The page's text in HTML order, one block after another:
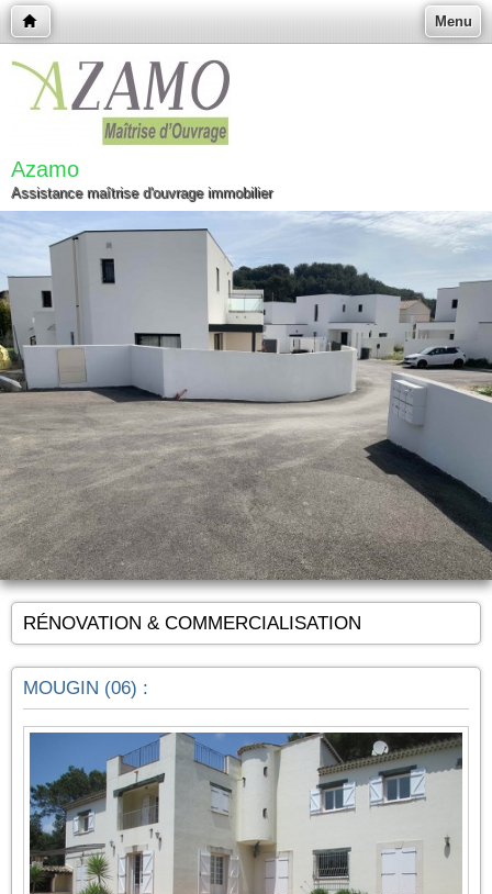
Menu
Azamo
Assistance maîtrise d'ouvrage immobilier
RÉNOVATION & COMMERCIALISATION
MOUGIN (06) :